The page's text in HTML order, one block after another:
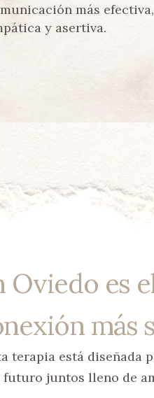
más efectiva,
y asertiva.
Oviedo es
más
terapia está diseñada
juntos lleno de